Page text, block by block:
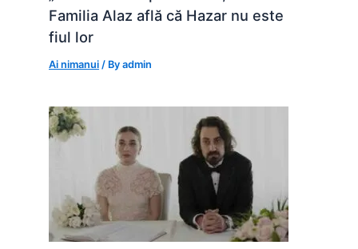
Familia Alaz află că Hazar nu este
fiul lor
Ai nimanui / Byadmin